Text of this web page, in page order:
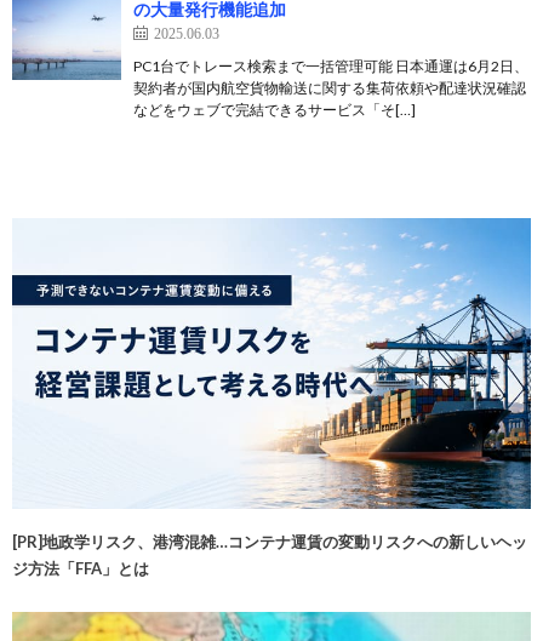
の大量発行機能追加
2025.06.03
PC1台でトレース検索まで一括管理可能 日本通運は6月2日、
契約者が国内航空貨物輸送に関する集荷依頼や配達状況確認
などをウェブで完結できるサービス「そ[…]
[PR]地政学リスク、港湾混雑…コンテナ運賃の変動リスクへの新しいヘッ
ジ方法「FFA」とは